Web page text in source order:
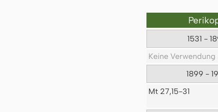
1531 -
Keine
1899 -
Mt 27,15-31